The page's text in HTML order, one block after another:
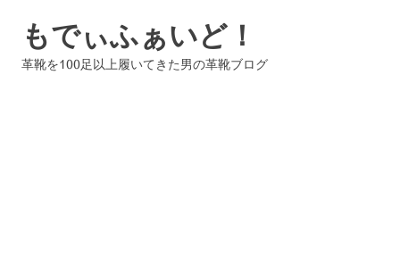
もでぃふぁいど！
革靴を100足以上履いてきた男の革靴ブログ